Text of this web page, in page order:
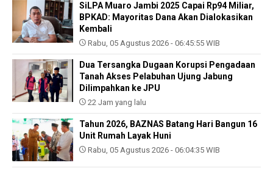
SiLPA Muaro Jambi 2025 Capai Rp94 Miliar,
BPKAD: Mayoritas Dana Akan Dialokasikan
Kembali
Rabu, 05 Agustus 2026 - 06:45:55 WIB
Dua Tersangka Dugaan Korupsi Pengadaan
Tanah Akses Pelabuhan Ujung Jabung
Dilimpahkan ke JPU
22 Jam yang lalu
Tahun 2026, BAZNAS Batang Hari Bangun 16
Unit Rumah Layak Huni
Rabu, 05 Agustus 2026 - 06:04:35 WIB